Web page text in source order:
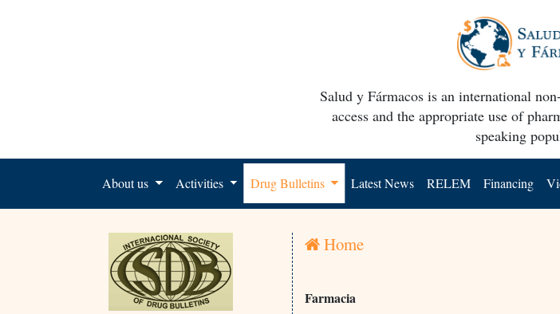
Salud y Fármacos is an international
access and the appropriate use of
speaking
About us Activities Drug Bulletins Latest News RELEM Financing
Home
Farmacia